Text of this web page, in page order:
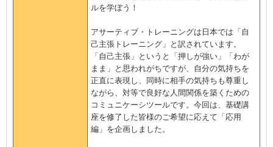
ルを学ぼう！
アサーティブ・トレーニングは日本では「自
己主張トレーニング」と訳されています。
「自己主張」というと「押しが強い」「わが
まま」と思われがちですが、自分の気持ちを
正直に表現し、同時に相手の気持ちも尊重し
ながら、対等で良好な人間関係を築くための
コミュニケーシツールです。今回は、基礎講
座を修了した皆様のご希望に応えて「応用
編」を企画しました。